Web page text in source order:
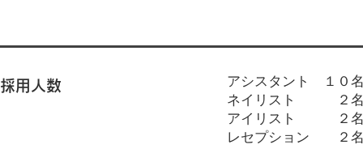
採用人数
アシスタント １０
ネイリスト ２
アイリスト ２
レセプション ２